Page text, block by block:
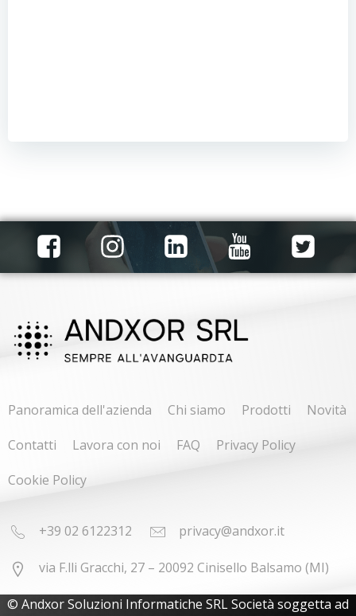
Panoramica dell'azienda Chi siamo Prodotti
Novità
Contatti
Lavora con noi FAQ
Privacy Policy
Cookie Policy
+39 02 6122312 privacy@andxor.it
via F.lli Gracchi, 27 – 20092 Cinisello Balsamo (MI)
© Andxor Soluzioni Informatiche SRL Società soggetta ad